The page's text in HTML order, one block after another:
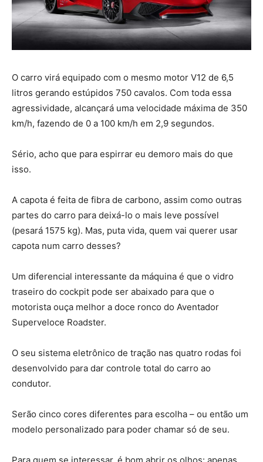
O carro virá equipado com o mesmo motor V12 de 6,5
litros gerando estúpidos 750 cavalos. Com toda essa
agressividade, alcançará uma velocidade máxima de 350
km/h, fazendo de 0 a 100 km/h em 2,9 segundos.
Sério, acho que para espirrar eu demoro mais do que
isso.
A capota é feita de fibra de carbono, assim como outras
partes do carro para deixá-lo o mais leve possível
(pesará 1575 kg). Mas, puta vida, quem vai querer usar
capota num carro desses?
Um diferencial interessante da máquina é que o vidro
traseiro do cockpit pode ser abaixado para que o
motorista ouça melhor a doce ronco do Aventador
Superveloce Roadster.
O seu sistema eletrônico de tração nas quatro rodas foi
desenvolvido para dar controle total do carro ao
condutor.
Serão cinco cores diferentes para escolha – ou então um
modelo personalizado para poder chamar só de seu.